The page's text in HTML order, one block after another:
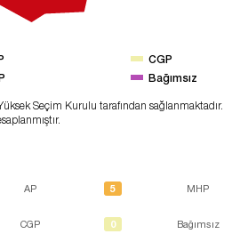
CGP
Bağımsız
Seçim Kurulu tarafından sağlanmaktadır.
AP 5 MHP
CGP 0 Bağımsız